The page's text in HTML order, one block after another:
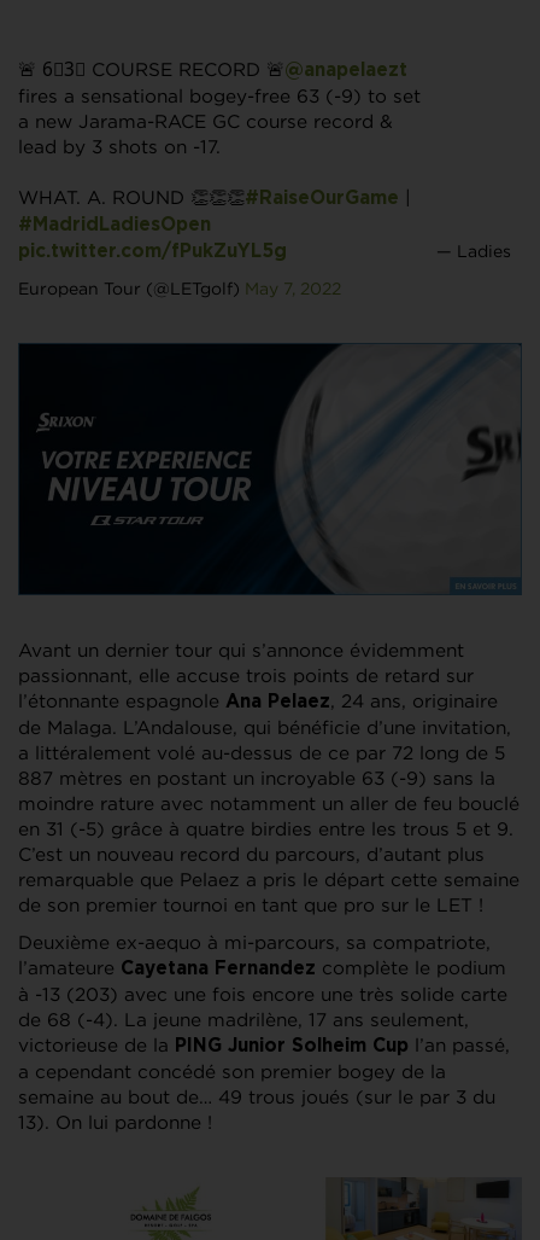
🚨 6⃣3⃣ COURSE RECORD 🚨 @anapelaezt
fires a sensational bogey-free 63 (-9) to set
a new Jarama-RACE GC course record &
lead by 3 shots on -17.
WHAT. A. ROUND 👏👏👏#RaiseOurGame
#MadridLadiesOpen
pic.twitter.com/fPukZuYL5g
— Ladies
European Tour (@LETgolf) May 7, 2022
Avant un dernier tour qui s’annonce évidemment
passionnant, elle accuse trois points de retard sur
l’étonnante espagnole Ana Pelaez, 24 ans, originaire
de Malaga. L’Andalouse, qui bénéficie d’une invitation,
a littéralement volé au-dessus de ce par 72 long de 5
887 mètres en postant un incroyable 63 (-9) sans la
moindre rature avec notamment un aller de feu bouclé
en 31 (-5) grâce à quatre birdies entre les trous 5 et 9.
C’est un nouveau record du parcours, d’autant plus
remarquable que Pelaez a pris le départ cette semaine
de son premier tournoi en tant que pro sur le LET !
Deuxième ex-aequo à mi-parcours, sa compatriote,
l’amateure Cayetana Fernandez complète le podium
à -13 (203) avec une fois encore une très solide carte
de 68 (-4). La jeune madrilène, 17 ans seulement,
victorieuse de la PING Junior Solheim Cup l’an passé,
a cependant concédé son premier bogey de la
semaine au bout de… 49 trous joués (sur le par 3 du
13). On lui pardonne !